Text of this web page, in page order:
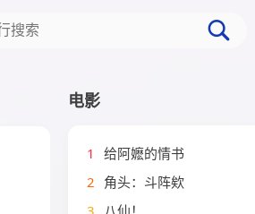
电影
1
给阿嬷的情书
2 角头：斗阵欸
3 八仙！